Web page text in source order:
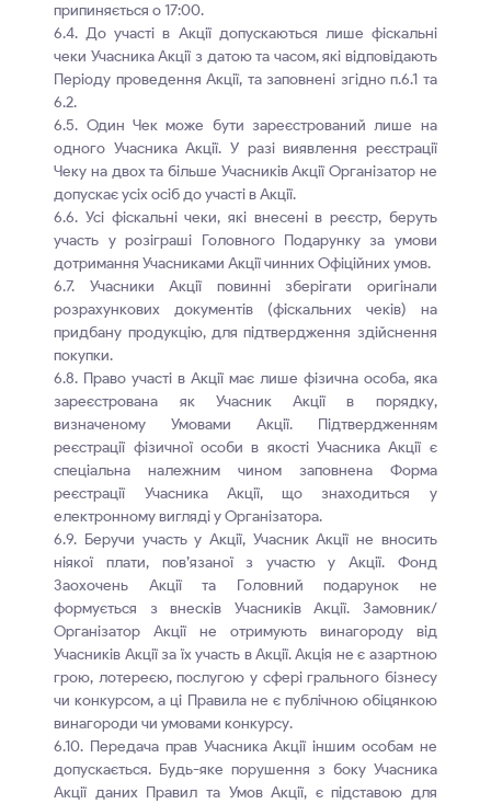
припиняється о 17:00.
6.4. До участі в Акції допускаються лише фіскальні
чеки Учасника Акції з датою та часом, які відповідають
Періоду проведення Акції, та заповнені згідно п.6.1 та
6.2.
6.5. Один Чек може бути зареєстрований лише на
одного Учасника Акції. У разі виявлення реєстрації
Чеку на двох та більше Учасників Акції Організатор не
допускає усіх осіб до участі в Акції.
6.6. Усі фіскальні чеки, які внесені в реєстр, беруть
участь у розіграші Головного Подарунку за умови
дотримання Учасниками Акції чинних Офіційних умов.
6.7. Учасники Акції повинні зберігати оригінали
розрахункових документів (фіскальних чеків) на
придбану продукцію, для підтвердження здійснення
покупки.
6.8. Право участі в Акції має лише фізична особа, яка
зареєстрована як Учасник Акції в порядку,
визначеному Умовами Акції. Підтвердженням
реєстрації фізичної особи в якості Учасника Акції є
спеціальна належним чином заповнена Форма
реєстрації Учасника Акції, що знаходиться у
електронному вигляді у Організатора.
6.9. Беручи участь у Акції, Учасник Акції не вносить
ніякої плати, пов’язаної з участю у Акції. Фонд
Заохочень Акції та Головний подарунок не
формується з внесків Учасників Акції. Замовник/
Організатор Акції не отримують винагороду від
Учасників Акції за їх участь в Акції. Акція не є азартною
грою, лотереєю, послугою у сфері грального бізнесу
чи конкурсом, а ці Правила не є публічною обіцянкою
винагороди чи умовами конкурсу.
6.10. Передача прав Учасника Акції іншим особам не
допускається. Будь-яке порушення з боку Учасника
Акції даних Правил та Умов Акції, є підставою для